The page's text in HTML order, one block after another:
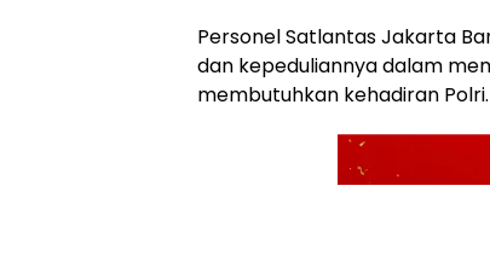
Personel Satlantas Jakarta
dan kepeduliannya dalam
membutuhkan kehadiran Polri.